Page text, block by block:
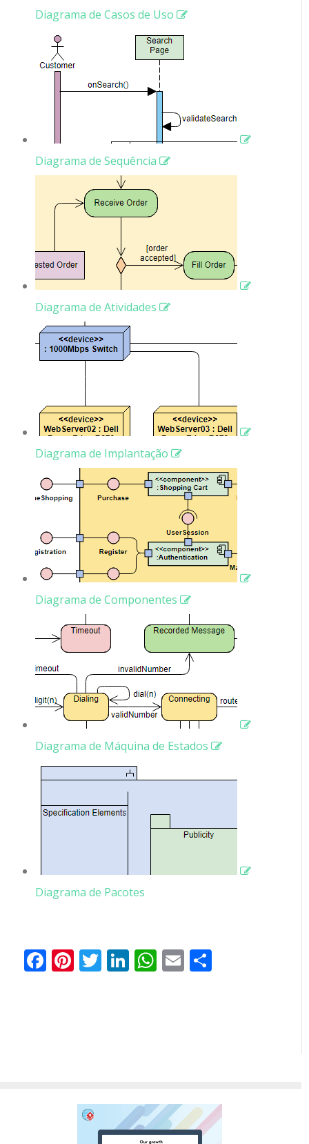
Diagrama de Casos de Uso
Diagrama de Sequência
Diagrama de Atividades
Diagrama de Implantação
Diagrama de Componentes
Diagrama de Máquina de Estados
Diagrama de Pacotes
Facebook
Pinterest
Twitter
LinkedIn
WhatsApp
Email